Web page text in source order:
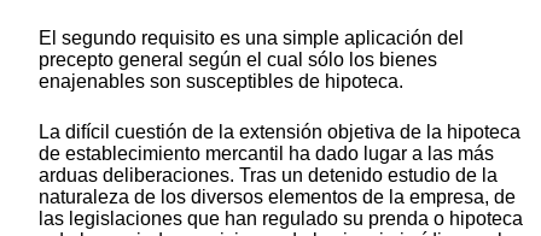
El segundo requisito es una simple aplicación del
precepto general según el cual sólo los bienes
enajenables son susceptibles de hipoteca.
La difícil cuestión de la extensión objetiva de la hipoteca
de establecimiento mercantil ha dado lugar a las más
arduas deliberaciones. Tras un detenido estudio de la
naturaleza de los diversos elementos de la empresa, de
las legislaciones que han regulado su prenda o hipoteca